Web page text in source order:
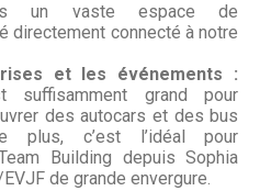
un vaste espace de
directement connecté à notre
et les événements :
suffisamment grand pour
des autocars et des bus
plus, c’est l’idéal pour
Building depuis Sophia
de grande envergure.